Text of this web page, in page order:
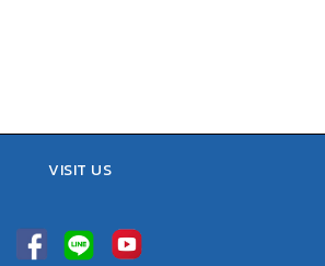
VISIT US